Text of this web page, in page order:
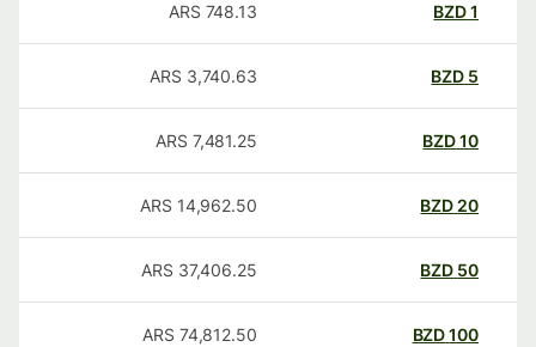
BZD
748.13
ARS
BZD
3,740.63
ARS
BZD
7,481.25
ARS
20
BZD
14,962.50
ARS
50
BZD
37,406.25
ARS
100
BZD
74,812.50
ARS